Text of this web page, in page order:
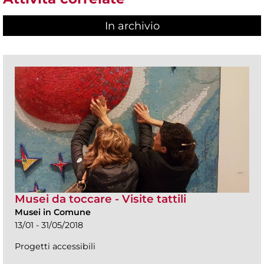
In archivio
Musei da toccare - Visite tattili
Musei in Comune
13/01 - 31/05/2018
Progetti accessibili